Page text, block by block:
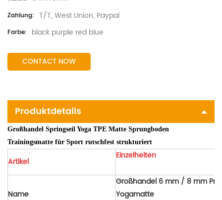
Zahlung: T/T, West Union, Paypal
Farbe: black purple red blue
CONTACT NOW
Produktdetails
Großhandel Springseil Yoga TPE Matte Sprungboden
Trainingsmatte für Sport rutschfest strukturiert
Artikel
Einzelheiten
Name
Großhandel 6 mm / 8 mm
Yogamatte